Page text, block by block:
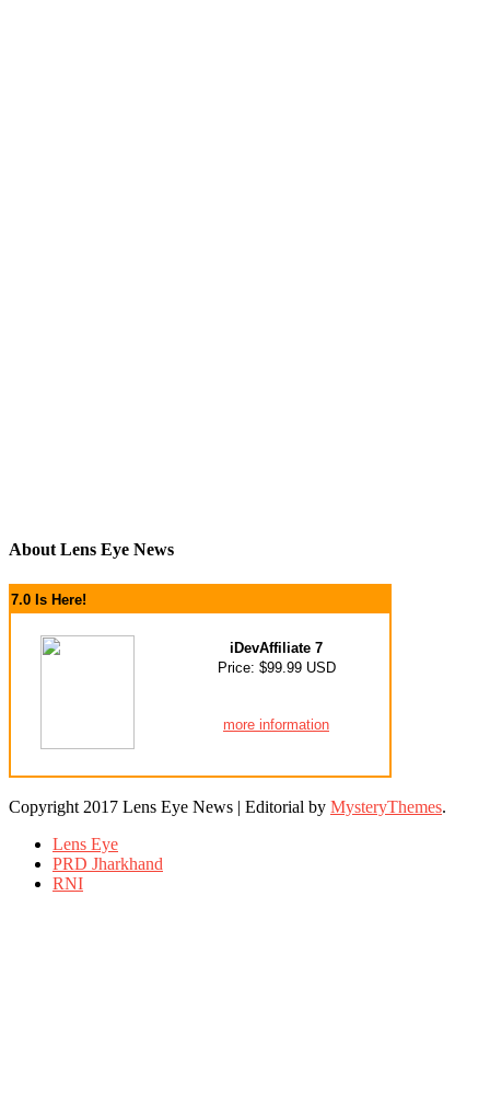
About Lens Eye News
7.0 Is Here!
iDevAffiliate 7
Price: $99.99 USD
more information
Copyright 2017 Lens Eye News | Editorial by MysteryThemes.
Lens Eye
PRD Jharkhand
RNI